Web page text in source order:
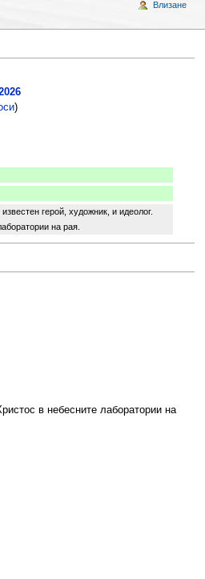
)
герой, художник, и идеолог.
на рая.
в небесните лаборатории на
Влизане